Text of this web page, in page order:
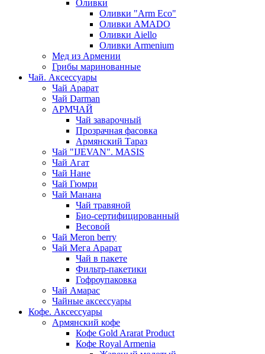
Оливки
Оливки "Arm Eco"
Оливки AMADO
Оливки Aiello
Оливки Armenium
Мед из Армении
Грибы маринованные
Чай. Аксессуары
Чай Арарат
Чай Darman
АРМЧАЙ
Чай заварочный
Прозрачная фасовка
Армянский Тараз
Чай "IJEVAN". MASIS
Чай Агат
Чай Нане
Чай Гюмри
Чай Манана
Чай травяной
Био-сертифицированный
Весовой
Чай Meron berry
Чай Мега Арарат
Чай в пакете
Фильтр-пакетики
Гофроупаковка
Чай Амарас
Чайные аксессуары
Кофе. Аксессуары
Армянский кофе
Кофе Gold Ararat Product
Кофе Royal Armenia